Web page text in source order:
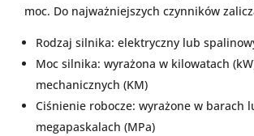
moc. Do najważniejszych czynników
Rodzaj silnika: elektryczny lub
Moc silnika: wyrażona w kilowatach
mechanicznych (KM)
Ciśnienie robocze: wyrażone w barach
megapaskalach (MPa)